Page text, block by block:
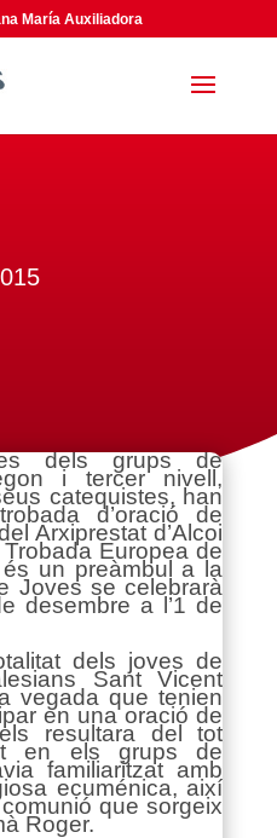
María Auxiliadora
dels grups de
i tercer nivell,
catequistes, han
d’oració de
Arxiprestat d’Alcoi
Europea de
un preàmbul a la
Joves se celebrarà
desembre a l’1 de
dels joves de
Sant Vicent
vegada que tenien
en una oració de
resultara del tot
en els grups de
familiaritzat amb
ecuménica, així
que sorgeix
Roger.